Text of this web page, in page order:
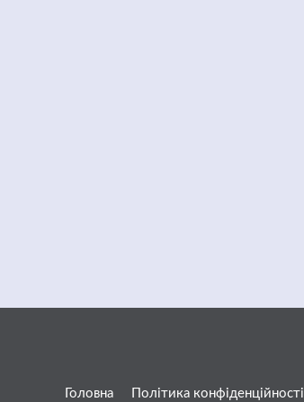
Головна Політика конфіденційності